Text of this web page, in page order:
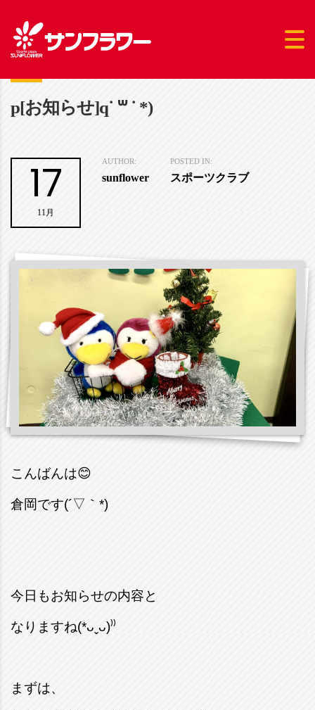
p[お知らせ]q˙ ꒳ ˙ *)
17
11月
AUTHOR:
sunflower
POSTED IN:
スポーツクラブ
こんばんは😊
倉岡です(´▽｀*)
今日もお知らせの内容と
なりますね(*ᴗˬᴗ)⁾⁾
まずは、